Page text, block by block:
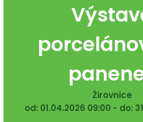
Žirovnice
od: 01.04.2026 09:00 - do: